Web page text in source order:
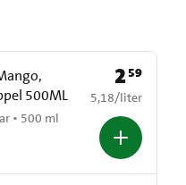
500ML
• 500 ml
Prijs: € 2,59
259
€ 5,18 per liter
5,18/liter